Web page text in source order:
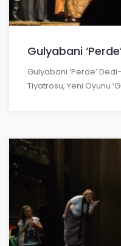
Gulyabani
Gulyabani ‘Perde’
Tiyatrosu, Yeni Oyunu